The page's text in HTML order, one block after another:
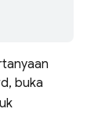
buka